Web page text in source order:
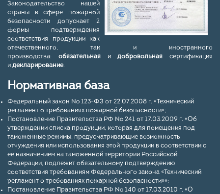
Законодательство нашей
страны в сфере пожарной
безопасности допускает 2
формы подтверждения
соответствия продукции как
отечественного, так и иностранного
производства: обязательнаяидобровольная сертификация
и декларирование.
Нормативная база
Федеральный закон № 123-ФЗ от 22.07.2008 г. «Технический
регламент о требованиях пожарной безопасности»;
Постановление Правительства РФ № 241 от 17.03.2009 г. «Об
утверждении списка продукции, которая для помещения под
таможенные режимы, предусматривающие возможность
отчуждения или использования этой продукции в соответствии с
ее назначением на таможенной территории Российской
Федерации, подлежит обязательному подтверждению
соответствия требованиям Федерального закона «Технический
регламент о требованиях пожарной безопасности»»;
Постановление Правительства РФ № 140 от 17.03.2010 г. «О